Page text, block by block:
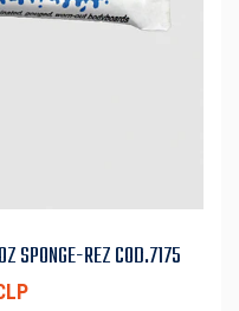
SPONGE-REZ COD.7175